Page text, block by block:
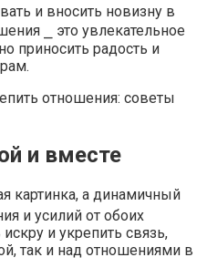
и вносить новизну в
⎯ это увлекательное
приносить радость и
и вместе
картинка, а динамичный
и усилий от обоих
и укрепить связь,
так и над отношениями в